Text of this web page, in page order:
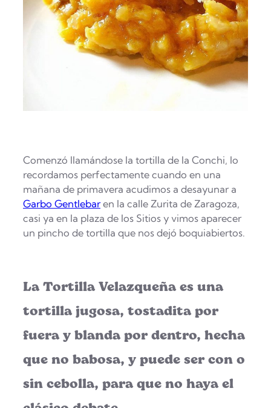
Comenzó llamándose la tortilla de la Conchi, lo
recordamos perfectamente cuando en una
mañana de primavera acudimos a desayunar a
Garbo Gentlebaren la calle Zurita de Zaragoza,
casi ya en la plaza de los Sitios y vimos aparecer
un pincho de tortilla que nos dejó boquiabiertos.
La Tortilla Velazqueña es una
tortilla jugosa, tostadita por
fuera y blanda por dentro, hecha
que no babosa, y puede ser con o
sin cebolla, para que no haya el